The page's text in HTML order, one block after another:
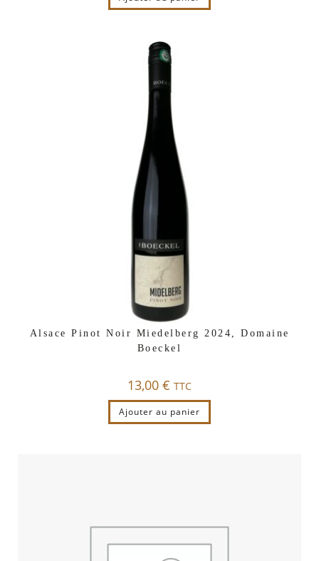
Alsace Pinot Noir Miedelberg 2024, Domaine
Boeckel
13,00 € TTC
Ajouter au panier